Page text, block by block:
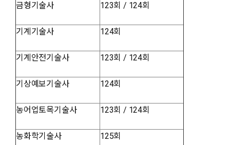
금형기술사 123회 / 124회
기계기술사 124회
기계안전기술사 123회 / 124회
기상예보기술사 124회
농어업토목기술사 123회 / 124회
농화학기술사 125회